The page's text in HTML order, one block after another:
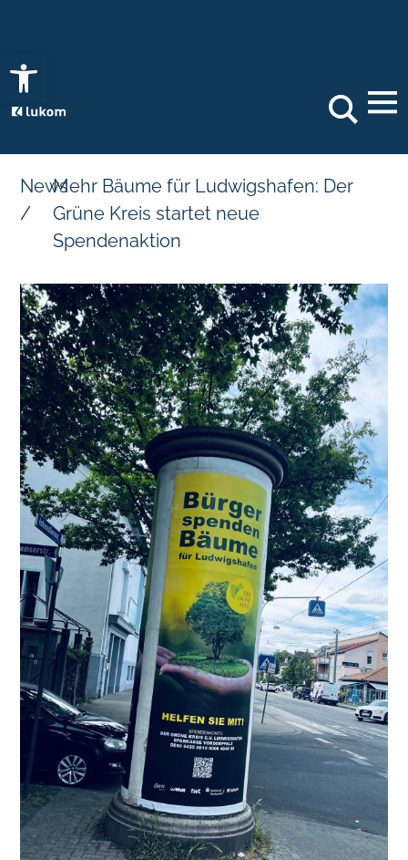
Open toolbar
Search
News
/
Mehr Bäume für Ludwigshafen: Der
Grüne Kreis startet neue
Spendenaktion